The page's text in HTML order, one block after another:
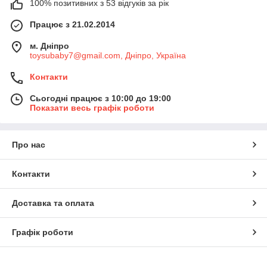
100% позитивних з 53 відгуків за рік
Працює з 21.02.2014
м. Дніпро
toysubaby7@gmail.com, Дніпро, Україна
Контакти
Сьогодні працює з 10:00 до 19:00
Показати весь графік роботи
Про нас
Контакти
Доставка та оплата
Графік роботи